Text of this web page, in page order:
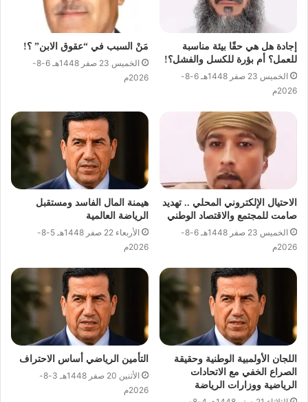
إجادة هل هي حقًا بيئة مناسبة
للعمل؟ أم بؤرة للكسل والفشل؟!
الخميس 23 صفر 1448هـ 6-8-
2026م
مَنْ السبب في “عقوق الابن” ؟!
الخميس 23 صفر 1448هـ 6-8-
2026م
الاحتيال الإلكتروني المحلي .. تهديد
صامت للمجتمع والاقتصاد الوطني
الخميس 23 صفر 1448هـ 6-8-
2026م
هيمنة المال الفاسد ومستقبل
الرياضة العالمية
الأربعاء 22 صفر 1448هـ 5-8-
2026م
اللجان الأولمبية الوطنية وحقيقة
الصراع الخفي مع الاتحادات
الرياضية ووزارات الرياضة
التأمين الرياضي أساس الاحتراف
الأثنين 20 صفر 1448هـ 3-8-
2026م